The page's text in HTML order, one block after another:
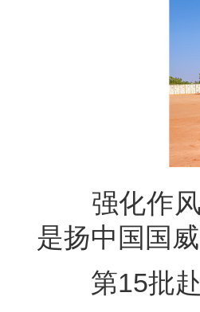
强化作风
是扬中国国威
第15批赴